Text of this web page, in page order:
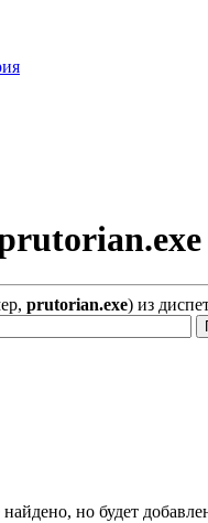
prutorian.exe) из
найдено, но будет